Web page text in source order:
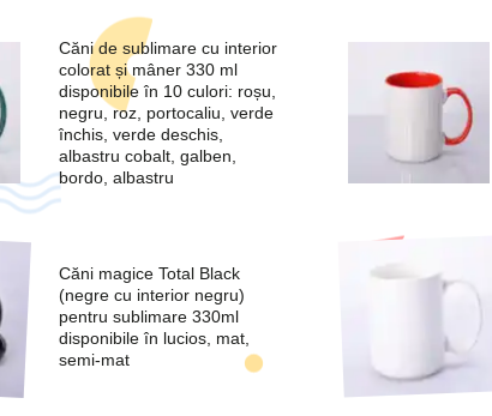
Căni de sublimare cu interior
colorat și mâner 330 ml
disponibile în 10 culori: roșu,
negru, roz, portocaliu, verde
închis, verde deschis,
albastru cobalt, galben,
bordo, albastru
Căni magice Total Black
(negre cu interior negru)
pentru sublimare 330ml
disponibile în lucios, mat,
semi-mat